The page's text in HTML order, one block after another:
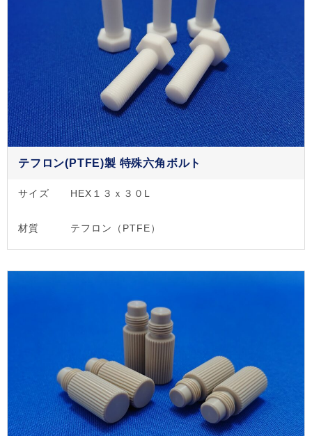
テフロン(PTFE)製 特殊六角ボルト
サイズ HEX１３ｘ３０L
材質 テフロン（PTFE）